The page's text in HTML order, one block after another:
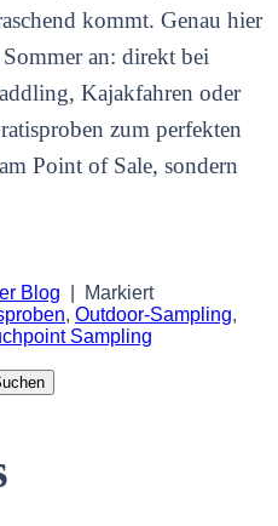
kommt. Genau hier
an: direkt bei
Kajakfahren oder
zum perfekten
Point of Sale, sondern
Blog
Markiert
, Outdoor-Sampling,
Sampling